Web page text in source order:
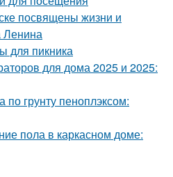
посвящены жизни и
Ленина
для пикника
для дома 2025 и 2025:
грунту пеноплэксом:
пола в каркасном доме: